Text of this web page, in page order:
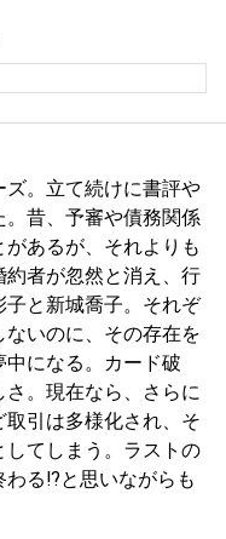
。立て続けに書評や
昔、予審や債務関係
あるが、それよりも
約者が忽然と消え、行
と新城喬子。それぞ
いのに、その存在を
になる。カード破
。現在なら、さらに
引は多様化され、そ
てしまう。ラストの
る⁉︎と思いながらも